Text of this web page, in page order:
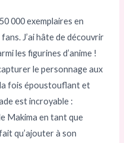
000 exemplaires en
J’ai hâte de découvrir
les figurines d’anime !
le personnage aux
fois époustouflant et
est incroyable :
Makima en tant que
qu’ajouter à son